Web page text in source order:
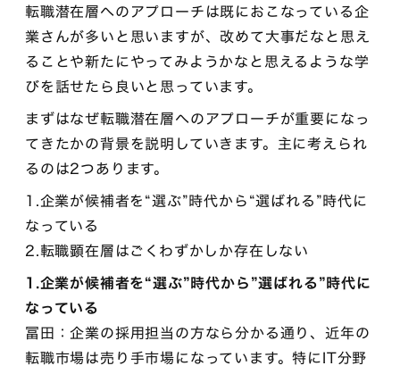
転職潜在層へのアプローチは既におこなっている企
業さんが多いと思いますが、改めて大事だなと思え
ることや新たにやってみようかなと思えるような学
びを話せたら良いと思っています。
まずはなぜ転職潜在層へのアプローチが重要になっ
てきたかの背景を説明していきます。主に考えられ
るのは2つあります。
1.企業が候補者を“選ぶ”時代から“選ばれる”時代に
なっている
2.転職顕在層はごくわずかしか存在しない
1.企業が候補者を“選ぶ”時代から”選ばれる”時代に
なっている
冨田：企業の採用担当の方なら分かる通り、近年の
転職市場は売り手市場になっています。特にIT分野